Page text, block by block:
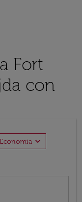
Fort
con
expand_more